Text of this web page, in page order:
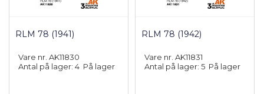
RLM 78 (1941)
Vare nr. AK11830
Antal på lager: 4 På lager
RLM 78 (1942)
Vare nr. AK11831
Antal på lager: 5 På lager